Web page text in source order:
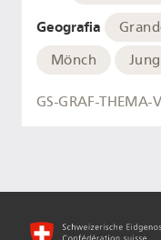
Geografia
Mönch
GS-GRAF-